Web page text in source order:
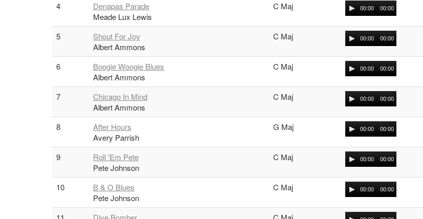
4
Denapas Parade
Meade Lux Lewis
C Maj 00:00 00:00
5
Shout For Joy
Albert Ammons
C Maj 00:00 00:00
6
Boogie Woogie Blues
Albert Ammons
C Maj 00:00 00:00
7
Chicago In Mind
Albert Ammons
C Maj 00:00 00:00
8
After Hours
Avery Parrish
G Maj 00:00 00:00
9
Roll 'Em Pete
Pete Johnson
C Maj 00:00 00:00
10
B & O Blues
Pete Johnson
C Maj 00:00 00:00